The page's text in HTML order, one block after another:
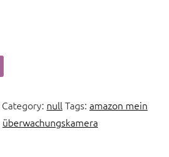
Category: null Tags: amazon mein
überwachungskamera